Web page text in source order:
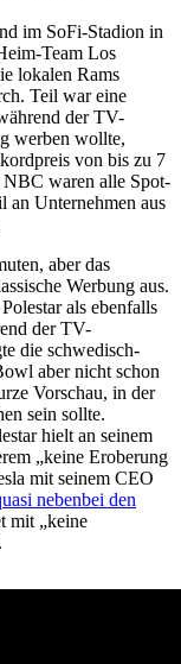
im SoFi-Stadion in
Team Los
lokalen Rams
Teil war eine
der TV-
werben wollte,
von bis zu 7
waren alle Spot-
an Unternehmen aus
aber das
Werbung aus.
als ebenfalls
der TV-
die schwedisch-
aber nicht schon
Vorschau, in der
sein sollte.
hielt an seinem
„keine Eroberung
mit seinem CEO
nebenbei den
mit „keine